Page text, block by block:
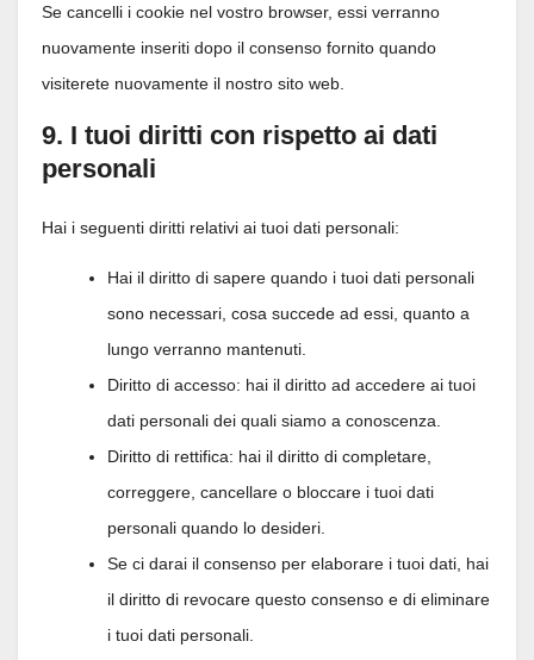
Se cancelli i cookie nel vostro browser, essi verranno
nuovamente inseriti dopo il consenso fornito quando
visiterete nuovamente il nostro sito web.
9. I tuoi diritti con rispetto ai dati
personali
Hai i seguenti diritti relativi ai tuoi dati personali:
Hai il diritto di sapere quando i tuoi dati personali
sono necessari, cosa succede ad essi, quanto a
lungo verranno mantenuti.
Diritto di accesso: hai il diritto ad accedere ai tuoi
dati personali dei quali siamo a conoscenza.
Diritto di rettifica: hai il diritto di completare,
correggere, cancellare o bloccare i tuoi dati
personali quando lo desideri.
Se ci darai il consenso per elaborare i tuoi dati, hai
il diritto di revocare questo consenso e di eliminare
i tuoi dati personali.